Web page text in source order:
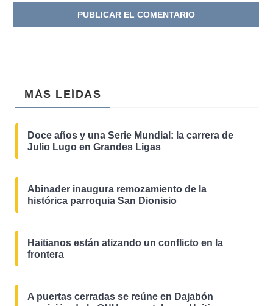
MÁS LEÍDAS
Doce años y una Serie Mundial: la carrera de
Julio Lugo en Grandes Ligas
Abinader inaugura remozamiento de la
histórica parroquia San Dionisio
Haitianos están atizando un conflicto en la
frontera
A puertas cerradas se reúne en Dajabón